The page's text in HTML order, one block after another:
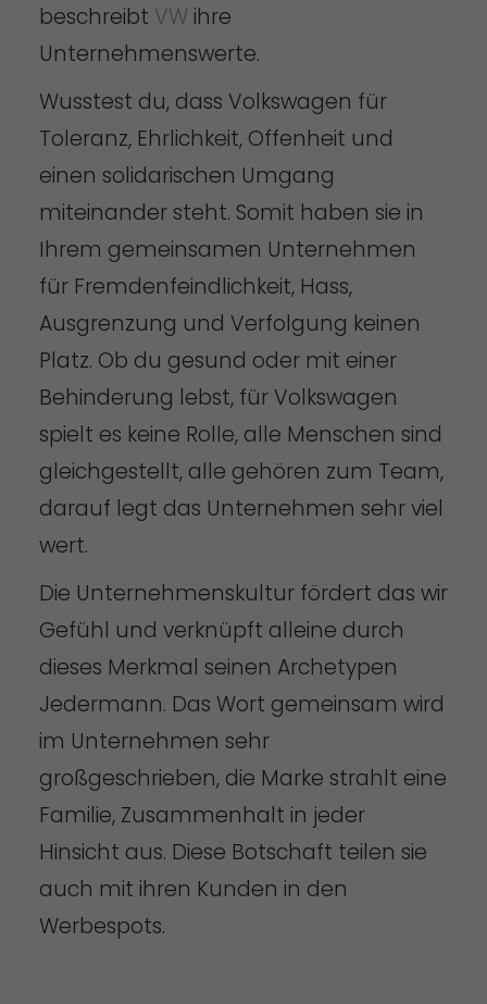
beschreibt VW ihre
Unternehmenswerte.
Wusstest du, dass Volkswagen für
Toleranz, Ehrlichkeit, Offenheit und
einen solidarischen Umgang
miteinander steht. Somit haben sie in
Ihrem gemeinsamen Unternehmen
für Fremdenfeindlichkeit, Hass,
Ausgrenzung und Verfolgung keinen
Platz. Ob du gesund oder mit einer
Behinderung lebst, für Volkswagen
spielt es keine Rolle, alle Menschen sind
gleichgestellt, alle gehören zum Team,
darauf legt das Unternehmen sehr viel
wert.
Die Unternehmenskultur fördert das wir
Gefühl und verknüpft alleine durch
dieses Merkmal seinen Archetypen
Jedermann. Das Wort gemeinsam wird
im Unternehmen sehr
großgeschrieben, die Marke strahlt eine
Familie, Zusammenhalt in jeder
Hinsicht aus. Diese Botschaft teilen sie
auch mit ihren Kunden in den
Werbespots.